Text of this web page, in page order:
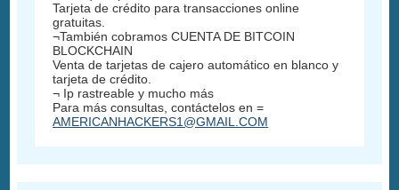
Tarjeta de crédito para transacciones online
gratuitas.
¬También cobramos CUENTA DE BITCOIN
BLOCKCHAIN
Venta de tarjetas de cajero automático en blanco y
tarjeta de crédito.
¬ Ip rastreable y mucho más
Para más consultas, contáctelos en =
AMERICANHACKERS1@GMAIL.COM